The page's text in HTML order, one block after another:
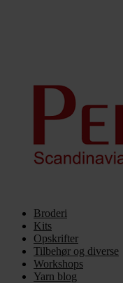
Broderi
Kits
Opskrifter
Tilbehør og diverse
Workshops
Yarn blog